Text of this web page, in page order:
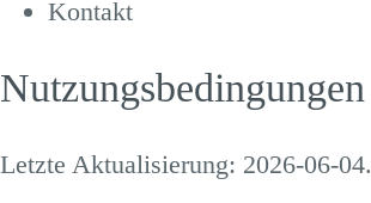
Kontakt
Nutzungsbedingungen
Letzte Aktualisierung: 2026-06-04.